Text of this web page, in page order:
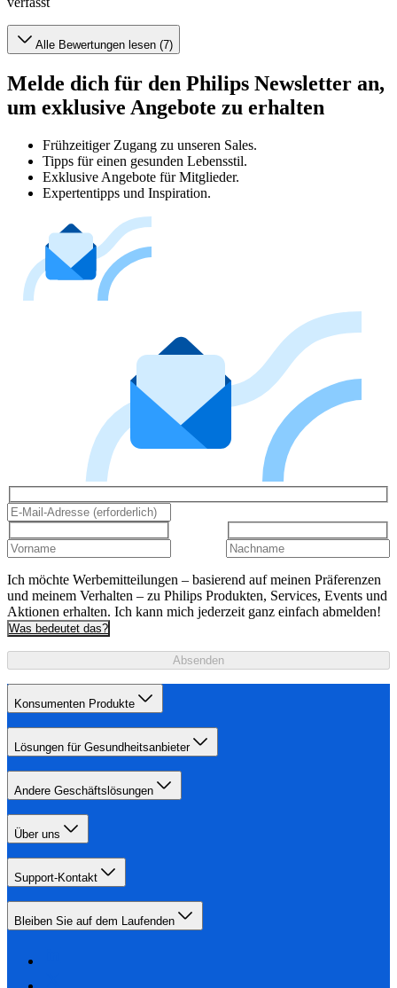
Alle Bewertungen lesen (7)
Melde dich für den Philips Newsletter an,
um exklusive Angebote zu erhalten
Frühzeitiger Zugang zu unseren Sales.
Tipps für einen gesunden Lebensstil.
Exklusive Angebote für Mitglieder.
Expertentipps und Inspiration.
Ich möchte Werbemitteilungen – basierend auf meinen Präferenzen
und meinem Verhalten – zu Philips Produkten, Services, Events und
Aktionen erhalten. Ich kann mich jederzeit ganz einfach abmelden!
Was bedeutet das?
Absenden
Konsumenten Produkte
Lösungen für Gesundheitsanbieter
Andere Geschäftslösungen
Über uns
Support-Kontakt
Bleiben Sie auf dem Laufenden